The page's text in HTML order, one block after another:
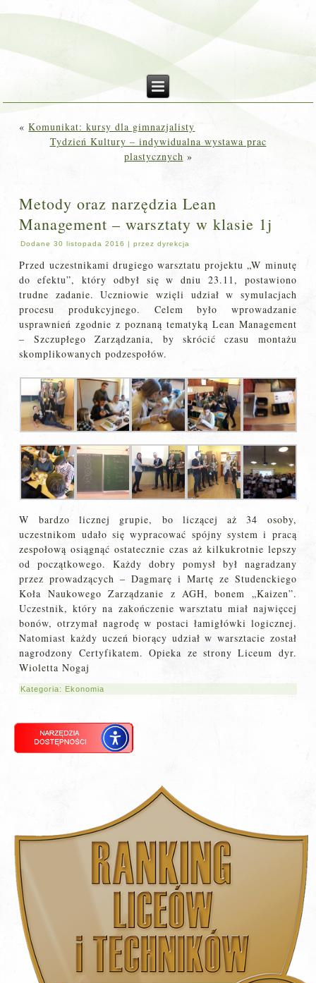
«Komunikat: kursy dla gimnazjalisty
Tydzień Kultury – indywidualna wystawa prac
plastycznych »
Metody oraz narzędzia Lean
Management – warsztaty w klasie 1j
Dodane 30 listopada 2016 |przez dyrekcja
Przed uczestnikami drugiego warsztatu projektu „W minutę
do efektu”, który odbył się w dniu 23.11, postawiono
trudne zadanie. Uczniowie wzięli udział w symulacjach
procesu produkcyjnego. Celem było wprowadzanie
usprawnień zgodnie z poznaną tematyką Lean Management
– Szczupłego Zarządzania, by skrócić czasu montażu
skomplikowanych podzespołów.
W bardzo licznej grupie, bo liczącej aż 34 osoby,
uczestnikom udało się wypracować spójny system i pracą
zespołową osiągnąć ostatecznie czas aż kilkukrotnie lepszy
od początkowego. Każdy dobry pomysł był nagradzany
przez prowadzących – Dagmarę i Martę ze Studenckiego
Koła Naukowego Zarządzanie z AGH, bonem „Kaizen”.
Uczestnik, który na zakończenie warsztatu miał najwięcej
bonów, otrzymał nagrodę w postaci łamigłówki logicznej.
Natomiast każdy uczeń biorący udział w warsztacie został
nagrodzony Certyfikatem. Opieka ze strony Liceum dyr.
Wioletta Nogaj
Kategoria: Ekonomia